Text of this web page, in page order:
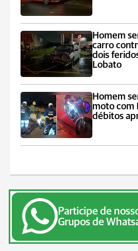
Homem
carro
dois
Lobato
Homem
moto com
débitos
Participe de
Grupos de